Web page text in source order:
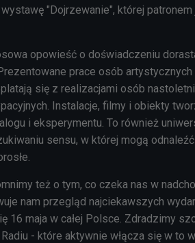
"Dojrzewanie", której
opowieść o doświadczeniu
prace osób artystycznych
się z realizacjami osób
Instalacje, filmy i obiekty
i eksperymentu. To również
sensu, w której mogą
też o tym, co czeka nas w
nam przegląd najciekawszych
16 maja w całej Polsce. Zdradzimy
- które aktywnie włącza się w to